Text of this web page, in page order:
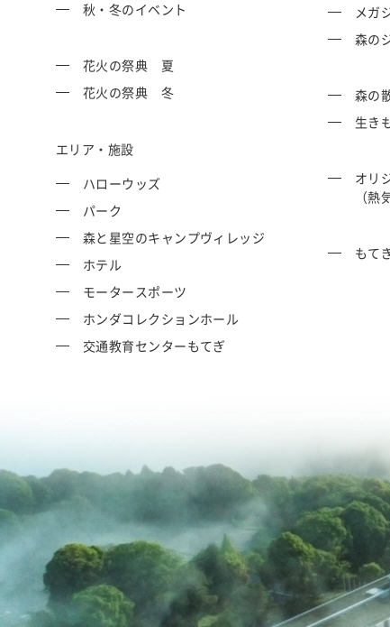
秋・冬のイベント
花火の祭典 夏
花火の祭典 冬
エリア・施設
ハローウッズ
パーク
森と星空のキャンプヴィレッジ
ホテル
モータースポーツ
ホンダコレクションホール
交通教育センターもてぎ
メガ
森の
森の
生き
オリ
（
もて